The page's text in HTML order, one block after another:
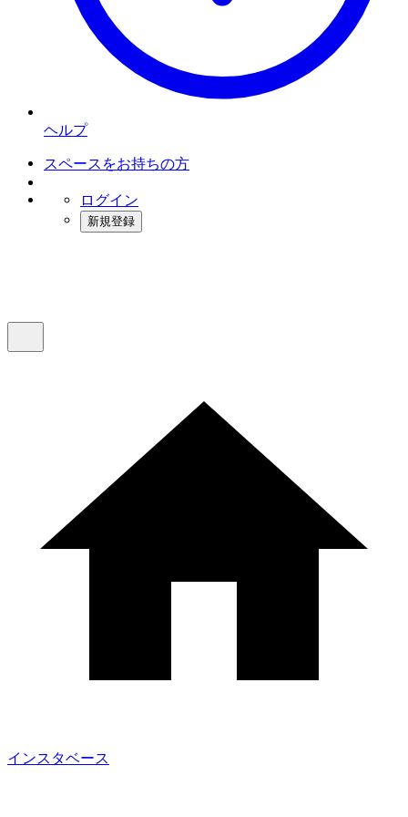
ヘルプ
スペースをお持ちの方
ログイン
新規登録
インスタベース